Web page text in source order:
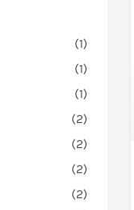
(1)
(1)
(1)
(2)
(2)
(2)
(2)